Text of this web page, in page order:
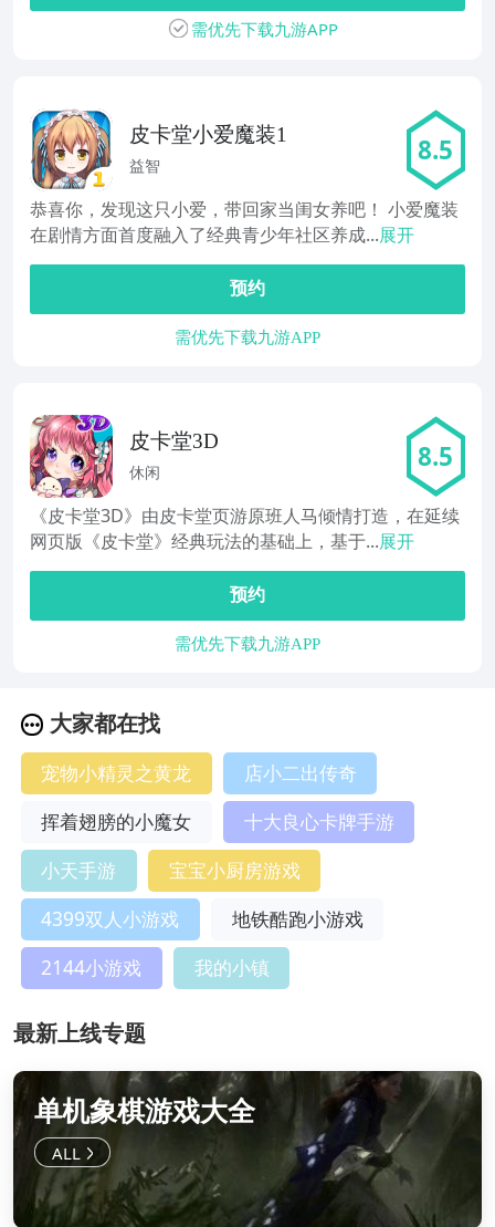
需优先下载九游APP
皮卡堂小爱魔装1
益智 8.5
恭喜你，发现这只小爱，带回家当闺女养吧！ 小爱魔装
在剧情方面首度融入了经典青少年社区养成...展开
预约
需优先下载九游APP
皮卡堂3D
休闲 8.5
《皮卡堂3D》由皮卡堂页游原班人马倾情打造，在延续
网页版《皮卡堂》经典玩法的基础上，基于...展开
预约
需优先下载九游APP
大家都在找
宠物小精灵之黄龙
店小二出传奇
挥着翅膀的小魔女
十大良心卡牌手游
小天手游
宝宝小厨房游戏
4399双人小游戏
地铁酷跑小游戏
2144小游戏
我的小镇
最新上线专题
单机象棋游戏大全